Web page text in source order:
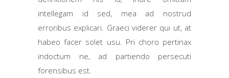
intellegam id sed, mea ad nostrud
erroribus explicari. Graeci viderer qui ut, at
habeo facer solet usu. Pri choro pertinax
indoctum ne, ad partiendo persecuti
forensibus est.